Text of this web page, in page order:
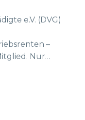
e.V. (DVG)
–
Nur…